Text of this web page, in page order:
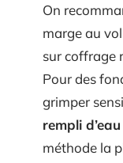
On
marge au
sur coffrage
Pour des
grimper
rempli
méthode la